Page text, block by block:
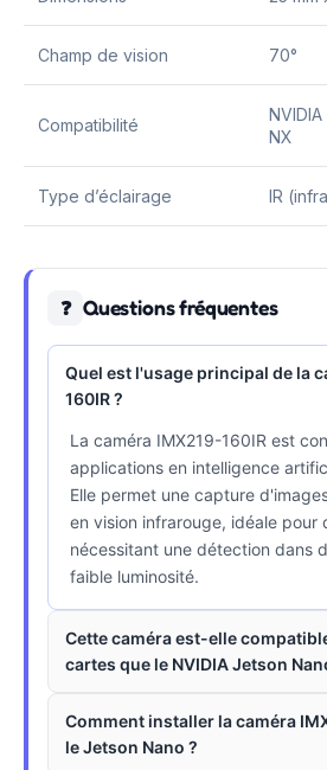
Champ de vision 70°
Compatibilité
NX
Type d’éclairage IR
❓ Questions fréquentes
Quel est l'usage principal de la
160IR ?
La caméra IMX219-160IR est
applications en intelligence
Elle permet une capture
en vision infrarouge, idéale pour
nécessitant une détection dans
faible luminosité.
Cette caméra est-elle
cartes que le NVIDIA Jetson
Comment installer la caméra
le Jetson Nano ?